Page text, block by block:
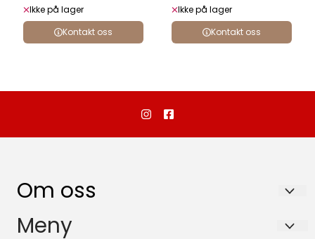
Ikke på lager
Kontakt oss
Ikke på lager
Kontakt oss
Om oss
Dalebutikken as
Meny